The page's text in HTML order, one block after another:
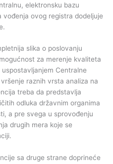
elektronsku bazu
ovog registra dodeljuje
slika o poslovanju
za merenje kvaliteta
Centralne
raznih vrsta analiza na
treba da predstavlja
odluka državnim organima
a pre svega u sprovođenju
drugih mera koje se
sa druge strane doprineće